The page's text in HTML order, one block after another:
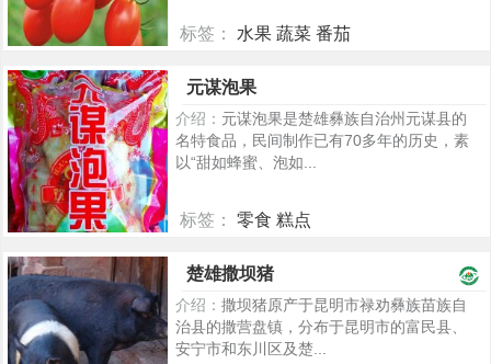
标签： 水果 蔬菜 番茄
元谋泡果
介绍： 元谋泡果是楚雄彝族自治州元谋县的
名特食品，民间制作已有70多年的历史，素
以“甜如蜂蜜、泡如...
标签： 零食 糕点
楚雄撒坝猪
介绍： 撒坝猪原产于昆明市禄劝彝族苗族自
治县的撒营盘镇，分布于昆明市的富民县、
安宁市和东川区及楚...